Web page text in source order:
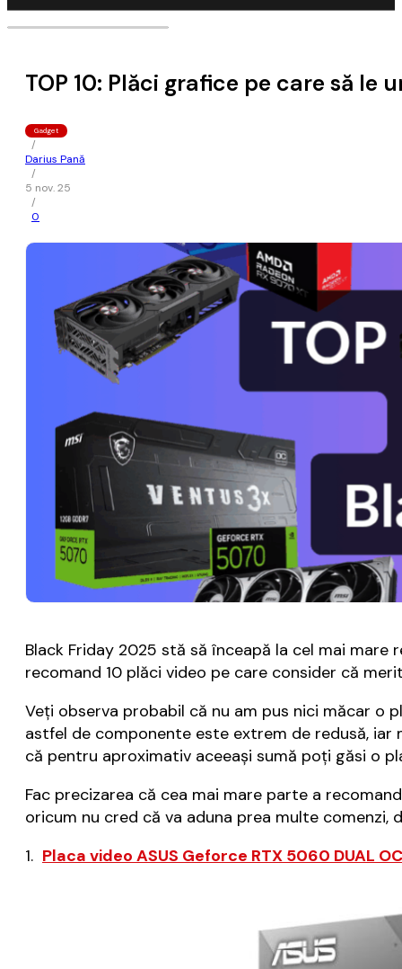
TOP 10: Plăci grafice pe care să le
Gadget
/
Darius Pană
/
5 nov. 25
/
0
Black Friday 2025 stă să înceapă la cel mai
recomand 10 plăci video pe care consider că
Veți observa probabil că nu am pus nici măcar o
astfel de componente este extrem de redusă,
că pentru aproximativ aceeași sumă poți găsi o
Fac precizarea că cea mai mare parte a
oricum nu cred că va aduna prea multe comenzi,
1. Placa video ASUS Geforce RTX 5060 DUAL OC